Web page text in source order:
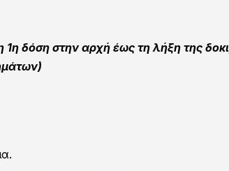
1η δόση στην αρχή έως τη λήξη της